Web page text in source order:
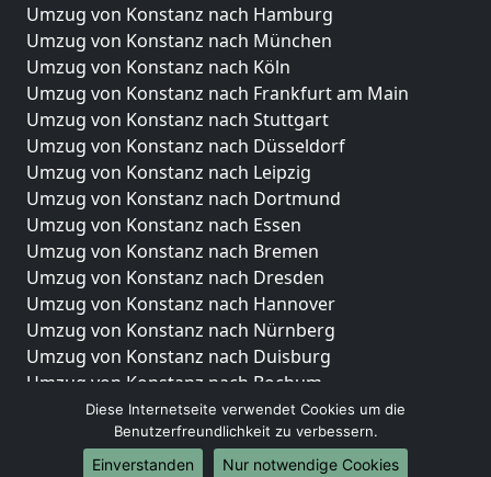
Umzug von Konstanz nach Hamburg
Umzug von Konstanz nach München
Umzug von Konstanz nach Köln
Umzug von Konstanz nach Frankfurt am Main
Umzug von Konstanz nach Stuttgart
Umzug von Konstanz nach Düsseldorf
Umzug von Konstanz nach Leipzig
Umzug von Konstanz nach Dortmund
Umzug von Konstanz nach Essen
Umzug von Konstanz nach Bremen
Umzug von Konstanz nach Dresden
Umzug von Konstanz nach Hannover
Umzug von Konstanz nach Nürnberg
Umzug von Konstanz nach Duisburg
Umzug von Konstanz nach Bochum
Umzug von Konstanz nach Wuppertal
Umzug von Konstanz nach Bielefeld
Umzug von Konstanz nach Bonn
Diese Internetseite verwendet Cookies um die
Benutzerfreundlichkeit zu verbessern.
Einverstanden
Nur notwendige Cookies